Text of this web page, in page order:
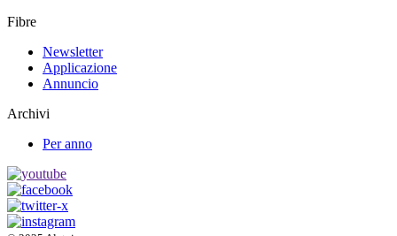
Fibre
Newsletter
Applicazione
Annuncio
Archivi
Per anno